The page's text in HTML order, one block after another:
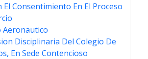
El Consentimiento En El Proceso
Aeronautico
Disciplinaria Del Colegio De
En Sede Contencioso